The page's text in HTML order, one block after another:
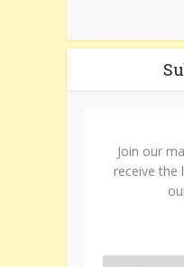
Join our
receive the